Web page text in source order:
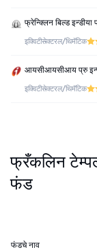
फ्रेन्क्लिन बिल्ड
इक्विटीसेक्टरल/थिमॅटिक
आयसीआयसीआय प्रु
इक्विटीसेक्टरल/थिमॅटिक
फ्रँकलिन
फंड
फंडचे नाव